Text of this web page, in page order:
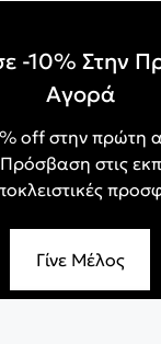
-10% Στην
Αγορά
off στην πρώτη
στις
Γίνε Μέλος